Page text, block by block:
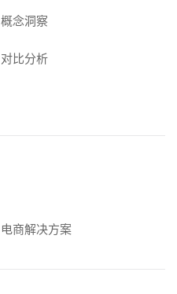
概念洞察
对比分析
电商解决方案